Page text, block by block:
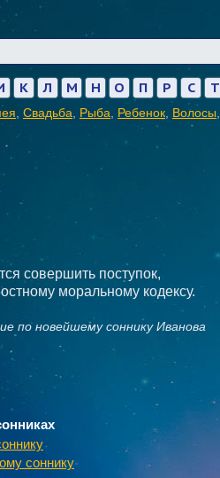
К Л М Н О П Р С Т
Свадьба Рыба Ребенок Волосы
совершить поступок,
моральному кодексу.
по новейшему соннику Иванова
соннику